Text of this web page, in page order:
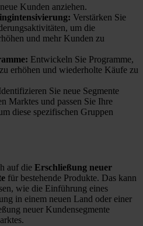
Kunden anziehen.
Verstärken Sie
um die
und mehr Kunden zu
Entwickeln Sie Programme,
erhöhen und wiederholte Käufe zu
Sie neue Segmente
Marktes und passen Sie Ihre
diese spezifischen Gruppen
auf die Erschließung neuer
für bestehende Produkte. Das kann
wie die Einführung eines
in einem neuen Land oder einer
neuer Kundensegmente